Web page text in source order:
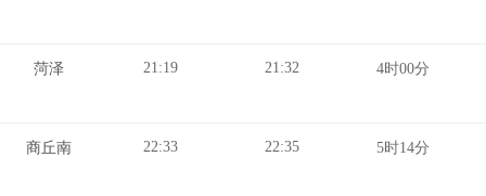
菏泽 21:19 21:32 4时00分
商丘南 22:33 22:35 5时14分